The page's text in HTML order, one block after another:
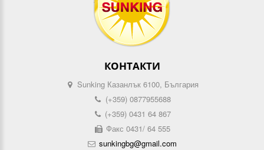
КОНТАКТИ
Sunking Казанлък 6100, България
(+359) 0877955688
(+359) 0431 64 867
Факс 0431/ 64 555
sunkingbg@gmail.com